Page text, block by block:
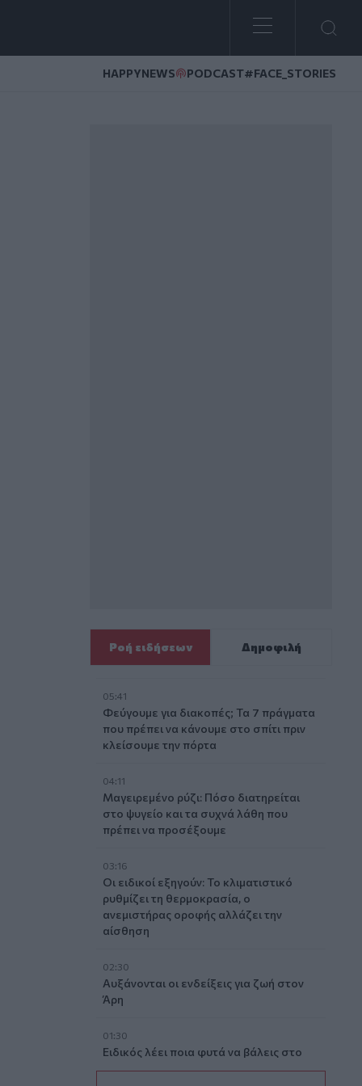
HAPPYNEWS PODCAST#FACE_STORIES
Ροή ειδήσεων Δημοφιλή
05:41
Φεύγουμε για διακοπές; Τα 7 πράγματα
που πρέπει να κάνουμε στο σπίτι πριν
κλείσουμε την πόρτα
04:11
Μαγειρεμένο ρύζι: Πόσο διατηρείται
στο ψυγείο και τα συχνά λάθη που
πρέπει να προσέξουμε
03:16
Οι ειδικοί εξηγούν: Το κλιματιστικό
ρυθμίζει τη θερμοκρασία, ο
ανεμιστήρας οροφής αλλάζει την
αίσθηση
02:30
Αυξάνονται οι ενδείξεις για ζωή στον
Άρη
01:30
Ειδικός λέει ποια φυτά να βάλεις στο
μπαλκόνι σου το καλοκαίρι